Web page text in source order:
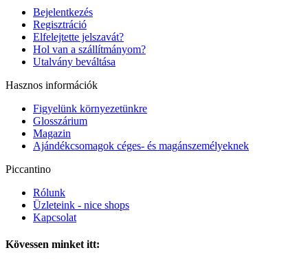
Bejelentkezés
Regisztráció
Elfelejtette jelszavát?
Hol van a szállítmányom?
Utalvány beváltása
Hasznos információk
Figyelünk környezetünkre
Glosszárium
Magazin
Ajándékcsomagok céges- és magánszemélyeknek
Piccantino
Rólunk
Üzleteink - nice shops
Kapcsolat
Kövessen minket itt: